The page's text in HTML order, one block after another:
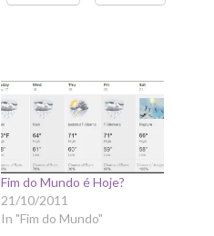
Fim do Mundo é Hoje?
21/10/2011
In "Fim do Mundo"